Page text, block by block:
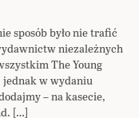
sposób było nie trafić
niezależnych
The Young
jednak w wydaniu
– na kasecie,
[…]